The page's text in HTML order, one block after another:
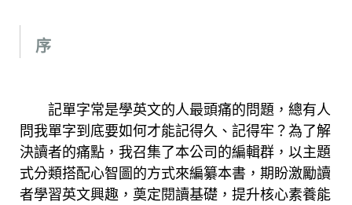
序
記單字常是學英文的人最頭痛的問題，總有人
問我單字到底要如何才能記得久、記得牢？為了解
決讀者的痛點，我召集了本公司的編輯群，以主題
式分類搭配心智圖的方式來編纂本書，期盼激勵讀
者學習英文興趣，奠定閱讀基礎，提升核心素養能